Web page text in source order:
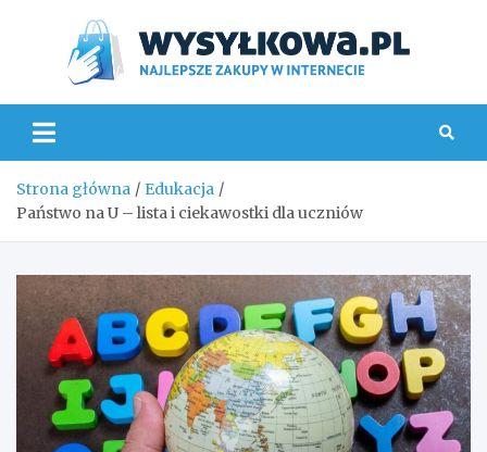
Strona główna
Edukacja
Państwo na U – lista i ciekawostki dla uczniów